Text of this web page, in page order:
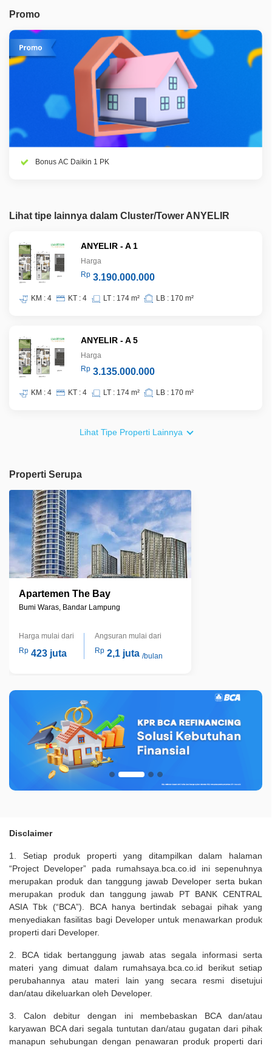
Promo
Bonus AC Daikin 1 PK
Lihat tipe lainnya dalam Cluster/Tower ANYELIR
ANYELIR - A 1
Harga
Rp 3.190.000.000
KM : 4 KT : 4 LT : 174 m² LB : 170 m²
ANYELIR - A 5
Harga
Rp 3.135.000.000
KM : 4 KT : 4 LT : 174 m² LB : 170 m²
Lihat Tipe Properti Lainnya
Properti Serupa
Apartemen The Bay
Bumi Waras, Bandar Lampung
Harga mulai dari
Rp 423 juta
Angsuran mulai dari
Rp 2,1 juta /bulan
Disclaimer
1. Setiap produk properti yang ditampilkan dalam halaman
“Project Developer” pada rumahsaya.bca.co.id ini sepenuhnya
merupakan produk dan tanggung jawab Developer serta bukan
merupakan produk dan tanggung jawab PT BANK CENTRAL
ASIA Tbk (“BCA”). BCA hanya bertindak sebagai pihak yang
menyediakan fasilitas bagi Developer untuk menawarkan produk
properti dari Developer.
2. BCA tidak bertanggung jawab atas segala informasi serta
materi yang dimuat dalam rumahsaya.bca.co.id berikut setiap
perubahannya atau materi lain yang secara resmi disetujui
dan/atau dikeluarkan oleh Developer.
3. Calon debitur dengan ini membebaskan BCA dan/atau
karyawan BCA dari segala tuntutan dan/atau gugatan dari pihak
manapun sehubungan dengan penawaran produk properti dari